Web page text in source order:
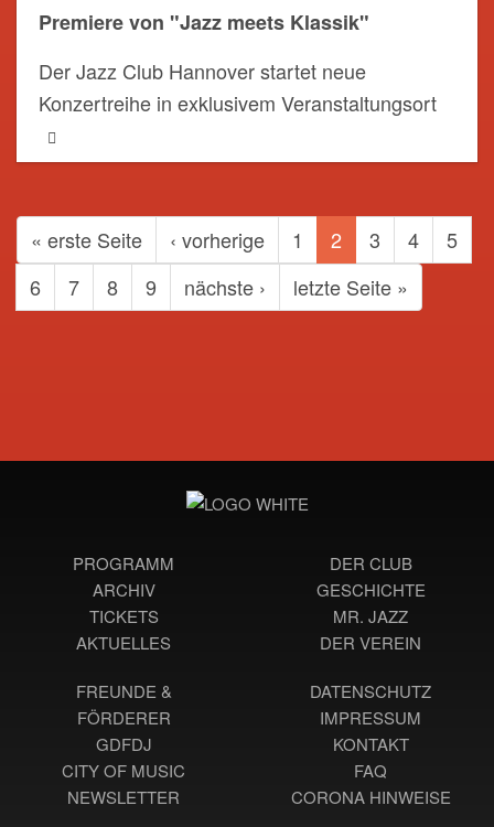
Premiere von "Jazz meets Klassik"
Der Jazz Club Hannover startet neue
Konzertreihe in exklusivem Veranstaltungsort
SEITENNUMMERIERUNG
Erste
Seite
« erste Seite
Vorherige
Seite
‹ vorherige Page
1
Aktuelle
Seite
2 Page
3 Page
4 Page
5
Page
6 Page
7 Page
8 Page
9
Nächste
Seite
nächste ›
Letzte
Seite
letzte Seite »
PROGRAMM
ARCHIV
TICKETS
AKTUELLES
DER CLUB
GESCHICHTE
MR. JAZZ
DER VEREIN
FREUNDE &
FÖRDERER
GDFDJ
CITY OF MUSIC
NEWSLETTER
DATENSCHUTZ
IMPRESSUM
KONTAKT
FAQ
CORONA HINWEISE